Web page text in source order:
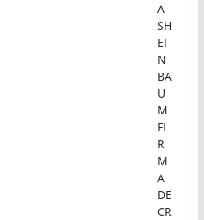
A
SH
EI
N
BA
U
M
FI
R
M
A
DE
CR